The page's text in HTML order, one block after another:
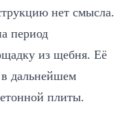
нет смысла.
период
из щебня. Её
дальнейшем
плиты.